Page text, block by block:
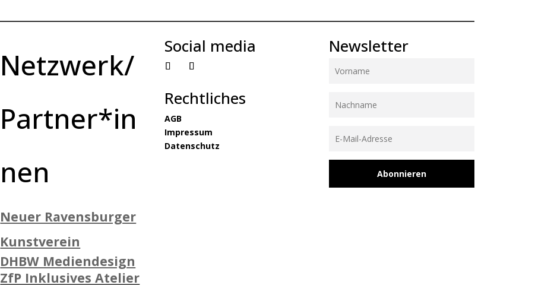
Netzwerk/
Partner*in
nen
Neuer Ravensburger
Kunstverein
DHBW Mediendesign
ZfP Inklusives Atelier
Social media
Rechtliches
AGB
Impressum
Datenschutz
Newsletter
Abonnieren